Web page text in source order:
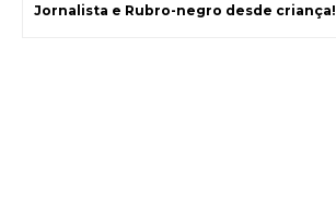
Jornalista e Rubro-negro desde criança!